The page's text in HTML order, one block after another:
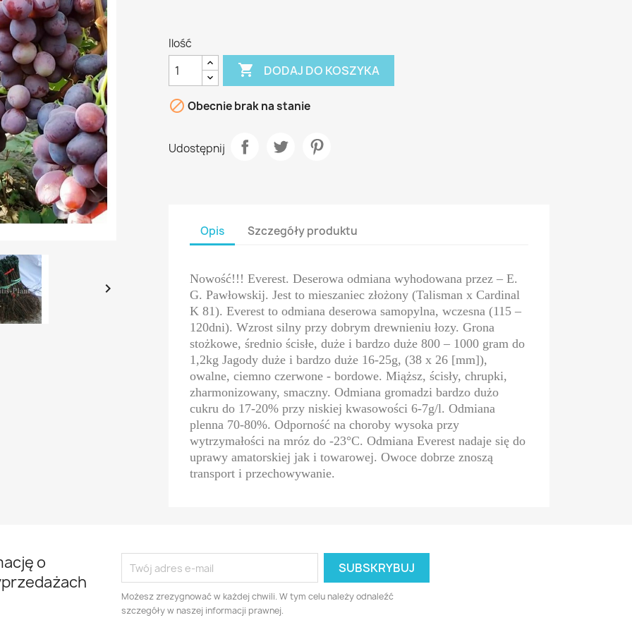

Ilość
 DODAJ DO KOSZYKA
 Obecnie brak na stanie
Udostępnij
Opis Szczegóły produktu
Nowość!!! Everest. Deserowa odmiana wyhodowana przez – E.
G. Pawłowskij. Jest to mieszaniec złożony (Talisman x Cardinal
K 81). Everest to odmiana deserowa samopylna, wczesna (115 –
120dni). Wzrost silny przy dobrym drewnieniu łozy. Grona
stożkowe, średnio ścisłe, duże i bardzo duże 800 – 1000 gram do
1,2kg Jagody duże i bardzo duże 16-25g, (38 x 26 [mm]),
owalne, ciemno czerwone - bordowe. Miąższ, ścisły, chrupki,
zharmonizowany, smaczny. Odmiana gromadzi bardzo dużo
cukru do 17-20% przy niskiej kwasowości 6-7g/l. Odmiana
plenna 70-80%. Odporność na choroby wysoka przy
wytrzymałości na mróz do -23°C. Odmiana Everest nadaje się do
uprawy amatorskiej jak i towarowej. Owoce dobrze znoszą
transport i przechowywanie.
o
Możesz zrezygnować w każdej chwili. W tym celu należy odnaleźć
szczegóły w naszej informacji prawnej.